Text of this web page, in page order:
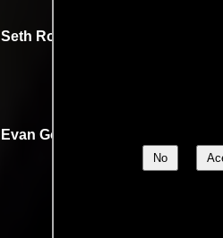
No
Seth Rogens
Evan Goldbergs